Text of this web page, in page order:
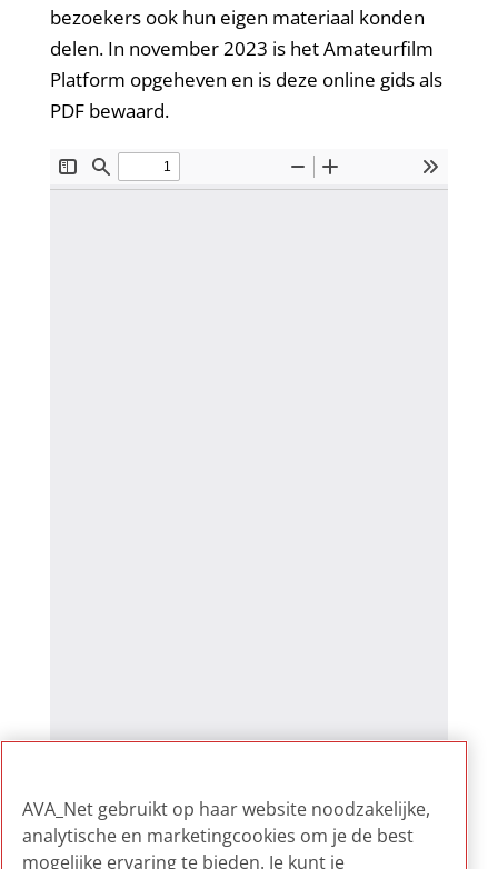
bezoekers ook hun eigen materiaal konden
delen. In november 2023 is het Amateurfilm
Platform opgeheven en is deze online gids als
PDF bewaard.
AVA_Net gebruikt op haar website noodzakelijke,
analytische en marketingcookies om je de best
mogelijke ervaring te bieden. Je kunt je